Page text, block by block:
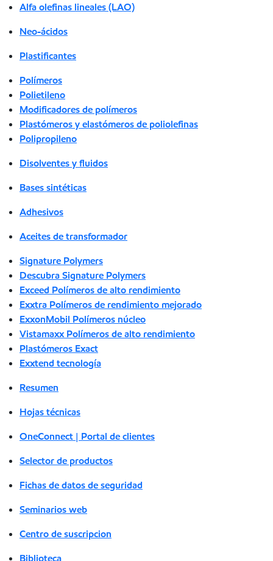
Alfa olefinas lineales (LAO)
Neo-ácidos
Plastificantes
Polímeros
Polietileno
Modificadores de polímeros
Plastómeros y elastómeros de poliolefinas
Polipropileno
Disolventes y fluidos
Bases sintéticas
Adhesivos
Aceites de transformador
Signature Polymers
Descubra Signature Polymers
Exceed Polímeros de alto rendimiento
Exxtra Polímeros de rendimiento mejorado
ExxonMobil Polímeros núcleo
Vistamaxx Polímeros de alto rendimiento
Plastómeros Exact
Exxtend tecnología
Resumen
Hojas técnicas
OneConnect | Portal de clientes
Selector de productos
Fichas de datos de seguridad
Seminarios web
Centro de suscripcion
Biblioteca